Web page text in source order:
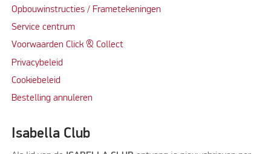
Opbouwinstructies / Frametekeningen
Service centrum
Voorwaarden Click & Collect
Privacybeleid
Cookiebeleid
Bestelling annuleren
Isabella Club